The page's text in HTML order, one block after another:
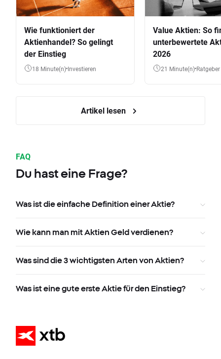
Wie funktioniert der
Aktienhandel? So gelingt
der Einstieg
18 Minute(n) Investieren
Value Aktien: So
unterbewertete
2026
21 Minute(n) Ratgeber
Artikel lesen
FAQ
Du hast eine Frage?
Was ist die einfache Definition einer Aktie?
Wie kann man mit Aktien Geld verdienen?
Was sind die 3 wichtigsten Arten von Aktien?
Was ist eine gute erste Aktie für den Einstieg?